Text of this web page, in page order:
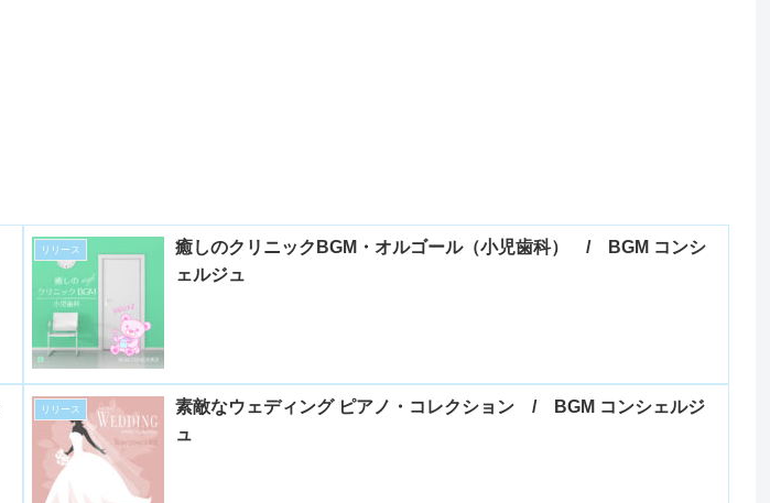
リリース
癒しのクリニックBGM・オルゴール（小児歯科） / BGM コンシ
ェルジュ
リリース
素敵なウェディング ピアノ・コレクション / BGM コンシェルジ
ュ